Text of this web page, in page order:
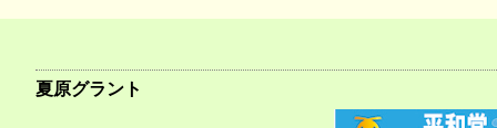
ビ夏原グラント